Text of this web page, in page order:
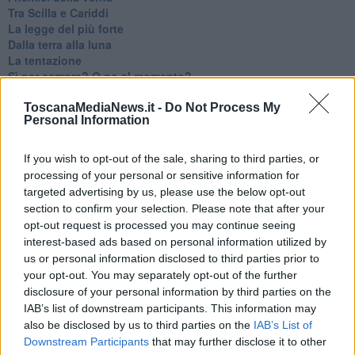
ToscanaMediaNews.it - Do Not Process My
Personal Information
If you wish to opt-out of the sale, sharing to third parties, or
processing of your personal or sensitive information for
targeted advertising by us, please use the below opt-out
section to confirm your selection. Please note that after your
opt-out request is processed you may continue seeing
interest-based ads based on personal information utilized by
us or personal information disclosed to third parties prior to
your opt-out. You may separately opt-out of the further
disclosure of your personal information by third parties on the
IAB’s list of downstream participants. This information may
also be disclosed by us to third parties on the IAB’s List of
Downstream Participants that may further disclose it to other
Tra Scilla e Cariddi
La legge del più forte
Dalla terra alla luna
La tentazione
​Sì per sempre? O no al momento?
Ora come allora
Nequizia
Parlare con la televisione
Uno solo al comando?
La ricreazione è finita
La buona notizia
Natale con l'elmetto
Valori dubbi miti fasulli
Demeritocrazia
La tivvù pallonara
Halloween
​Lucrezia Borgia, una storia di potere
Facile profezia
Il terzo compito
L'abiura di Galileo